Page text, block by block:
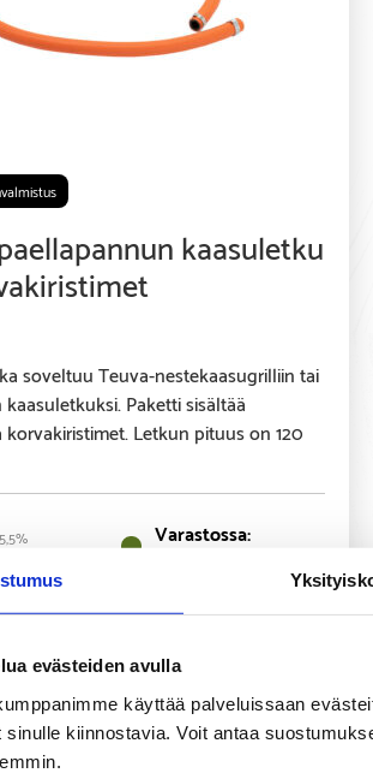
evästeiden avulla
käyttää palveluissaan
kiinnostavia. Voit antaa
kaasuletku
soveltuu Teuva-nestekaasugrilliin tai
Paketti sisältää
Letkun pituus on 120
Osta nyt
1 2 →